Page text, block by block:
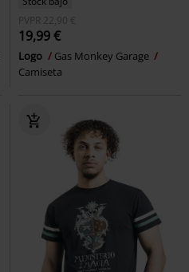
PVPR 22,90 €
19,99 €
Logo
Gas Monkey Garage
Camiseta